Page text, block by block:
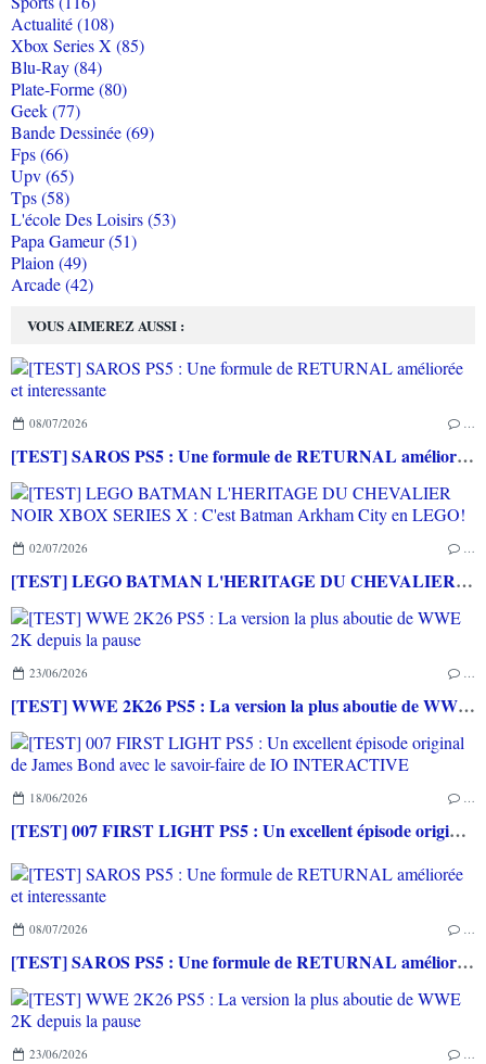
VOUS AIMEREZ AUSSI :
08/07/2026 …
[TEST] SAROS PS5 : Une formule de RETURNAL améliorée et interessante
02/07/2026 …
[TEST] LEGO BATMAN L'HERITAGE DU CHEVALIER NOIR XBOX SERIES X : C'est Batman Arkham City en LEGO!
23/06/2026 …
[TEST] WWE 2K26 PS5 : La version la plus aboutie de WWE 2K depuis la pause
18/06/2026 …
[TEST] 007 FIRST LIGHT PS5 : Un excellent épisode original de James Bond avec le savoir-faire de IO INTERACTIVE
08/07/2026 …
[TEST] SAROS PS5 : Une formule de RETURNAL améliorée et interessante
23/06/2026 …
Actualité (108)
Xbox Series X (85)
Blu-Ray (84)
Plate-Forme (80)
Geek (77)
Bande Dessinée (69)
Fps (66)
Upv (65)
Tps (58)
L'école Des Loisirs (53)
Papa Gameur (51)
Plaion (49)
Arcade (42)